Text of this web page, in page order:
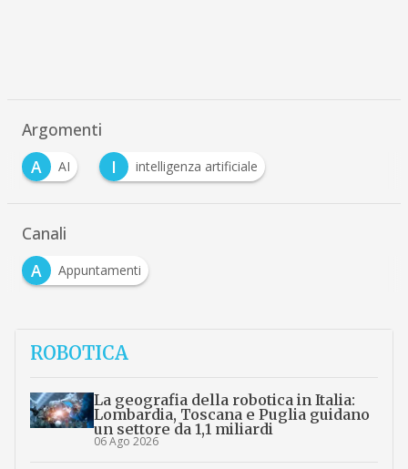
Argomenti
A
AI I intelligenza artificiale
Canali
A
Appuntamenti
ROBOTICA
La geografia della robotica in Italia:
Lombardia, Toscana e Puglia guidano
un settore da 1,1 miliardi
06 Ago 2026